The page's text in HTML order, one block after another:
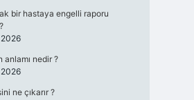
bir hastaya engelli raporu
anlamı nedir ?
ne çıkarır ?